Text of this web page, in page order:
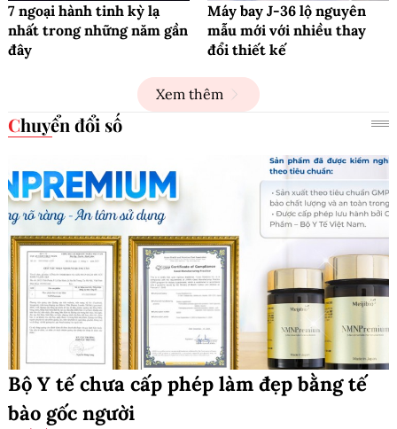
7 ngoại hành tinh kỳ lạ
nhất trong những năm gần
đây
Máy bay J-36 lộ nguyên
mẫu mới với nhiều thay
đổi thiết kế
Xem thêm
Chuyển đổi số
Bộ Y tế chưa cấp phép làm đẹp bằng tế
bào gốc người